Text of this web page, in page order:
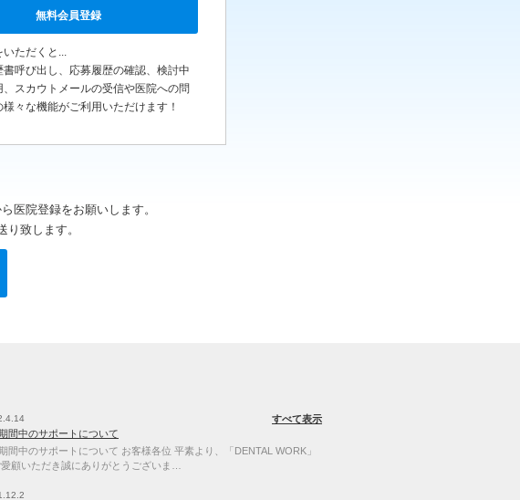
無料会員登録
ただくと...
書呼び出し、応募履歴の確認、検討中
、スカウトメールの受信や医院への問
々な機能がご利用いただけます！
医院登録をお願いします。
致します。
すべて表示
間中のサポートについて
間中のサポートについて お客様各位 平素より、「DENTAL WORK」
顧いただき誠にありがとうございま…